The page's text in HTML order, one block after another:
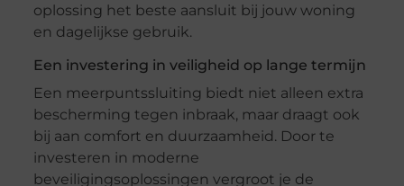
oplossing het beste aansluit bij jouw woning
en dagelijkse gebruik.
Een investering in veiligheid op lange termijn
Een meerpuntssluiting biedt niet alleen extra
bescherming tegen inbraak, maar draagt ook
bij aan comfort en duurzaamheid. Door te
investeren in moderne
beveiligingsoplossingen vergroot je de